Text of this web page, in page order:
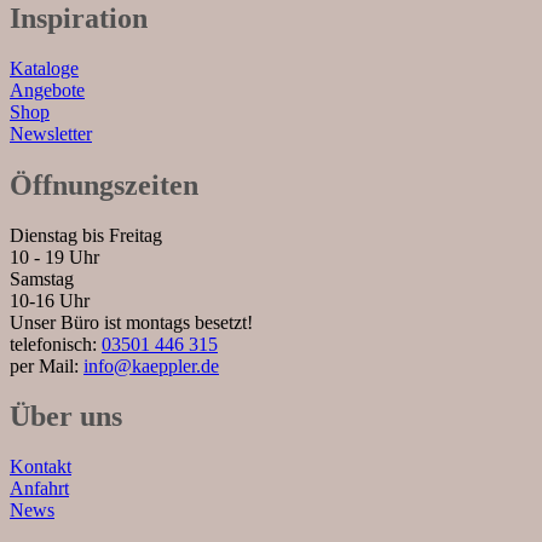
Inspiration
Kataloge
Angebote
Shop
Newsletter
Öffnungszeiten
Dienstag bis Freitag
10 - 19 Uhr
Samstag
10-16 Uhr
Unser Büro ist montags besetzt!
telefonisch: 03501 446 315
per Mail: info@kaeppler.de
Über uns
Kontakt
Anfahrt
News